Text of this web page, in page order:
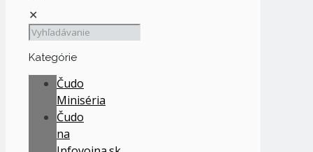
✕
Kategórie
Čudo
Miniséria
Čudo
na